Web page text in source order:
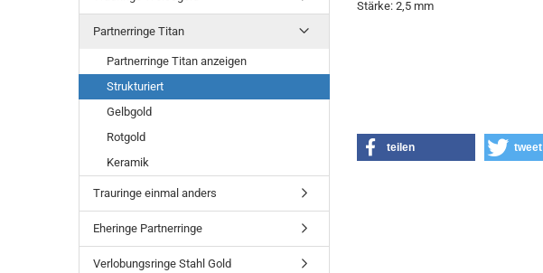
Stärke: 2,5 mm
teilen tweet
Partnerringe Titan
Partnerringe Titan anzeigen
Strukturiert
Gelbgold
Rotgold
Keramik
Trauringe einmal anders
Eheringe Partnerringe
Verlobungsringe Stahl Gold